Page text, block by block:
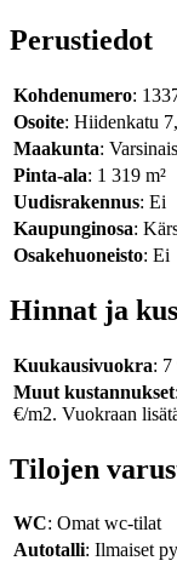
Perustiedot
Kohdenumero:
Osoite: Hiidenkatu
Maakunta:
Pinta-ala: 1 319 m²
Uudisrakennus: Ei
Kaupunginosa:
Osakehuoneisto: Ei
Hinnat ja
Kuukausivuokra: 7
Muut kustannukset
€/m2. Vuokraan
Tilojen
WC: Omat wc-tilat
Autotalli: Ilmaiset